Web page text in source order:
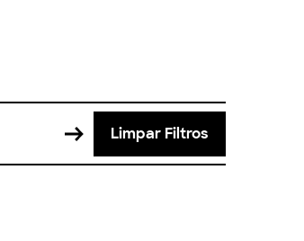
Limpar Filtros